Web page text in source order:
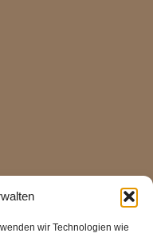
wir Technologien wie